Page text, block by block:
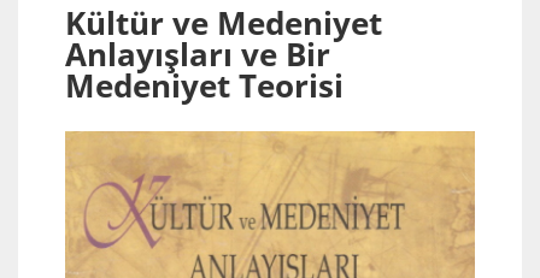
Kültür ve Medeniyet
Anlayışları ve Bir
Medeniyet Teorisi